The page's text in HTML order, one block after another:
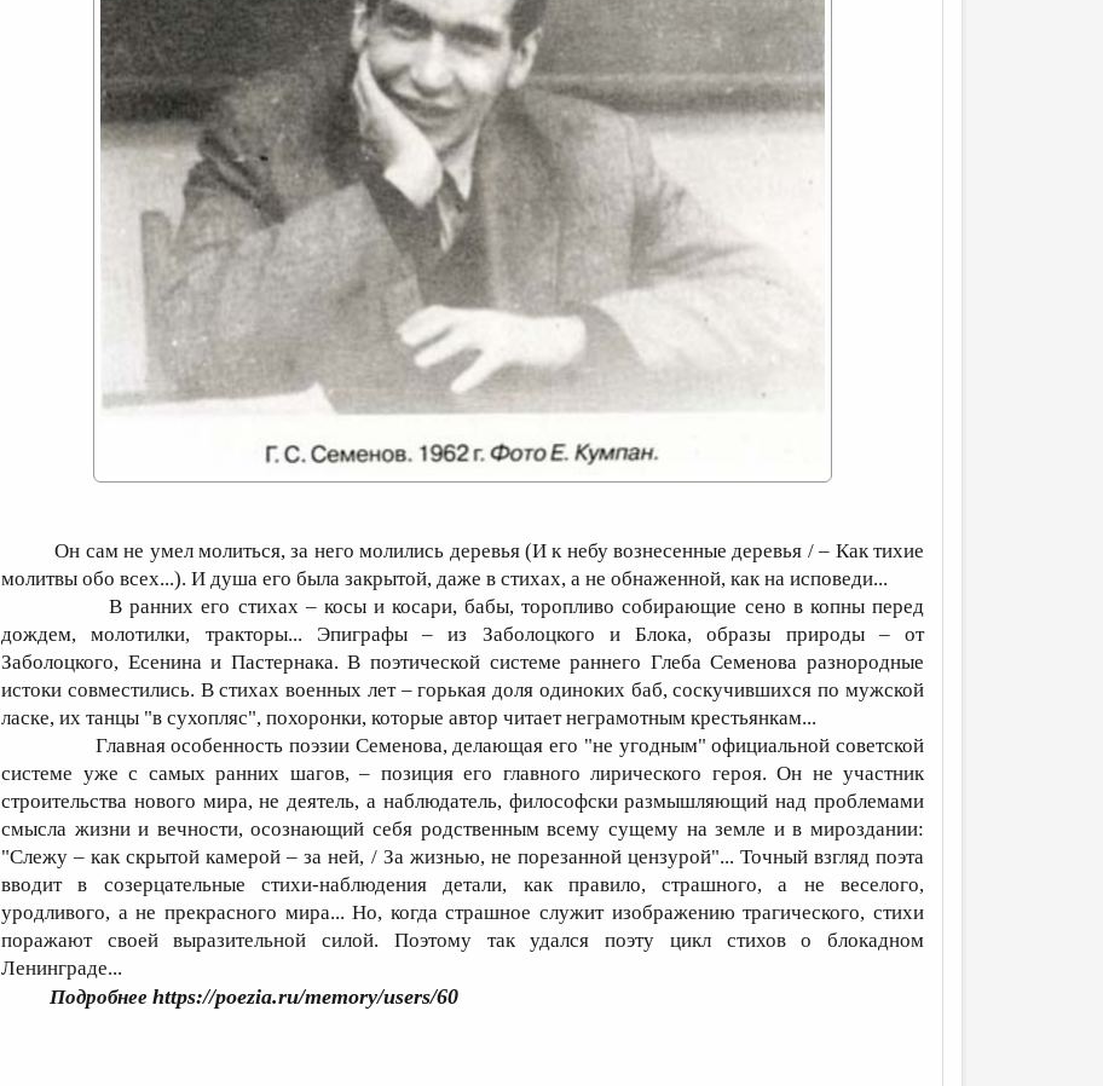
Он сам не умел молиться, за него молились деревья (И к небу вознесенные деревья / – Как тихие
молитвы обо всех...). И душа его была закрытой, даже в стихах, а не обнаженной, как на исповеди...
В ранних его стихах – косы и косари, бабы, торопливо собирающие сено в копны перед
дождем, молотилки, тракторы... Эпиграфы – из Заболоцкого и Блока, образы природы – от
Заболоцкого, Есенина и Пастернака. В поэтической системе раннего Глеба Семенова разнородные
истоки совместились. В стихах военных лет – горькая доля одиноких баб, соскучившихся по мужской
ласке, их танцы "в сухопляс", похоронки, которые автор читает неграмотным крестьянкам...
Главная особенность поэзии Семенова, делающая его "не угодным" официальной советской
системе уже с самых ранних шагов, – позиция его главного лирического героя. Он не участник
строительства нового мира, не деятель, а наблюдатель, философски размышляющий над проблемами
смысла жизни и вечности, осознающий себя родственным всему сущему на земле и в мироздании:
"Слежу – как скрытой камерой – за ней, / За жизнью, не порезанной цензурой"... Точный взгляд поэта
вводит в созерцательные стихи-наблюдения детали, как правило, страшного, а не веселого,
уродливого, а не прекрасного мира... Но, когда страшное служит изображению трагического, стихи
поражают своей выразительной силой. Поэтому так удался поэту цикл стихов о блокадном
Ленинграде...
Подробнее https://poezia.ru/memory/users/60